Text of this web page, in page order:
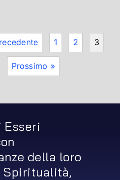
1 2 3
Prossimo »
Esseri
della loro
Spiritualità,